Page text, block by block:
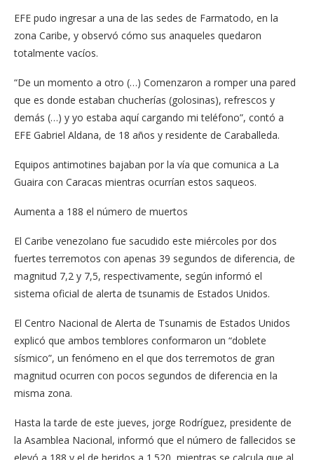
EFE pudo ingresar a una de las sedes de Farmatodo, en la
zona Caribe, y observó cómo sus anaqueles quedaron
totalmente vacíos.
“De un momento a otro (…) Comenzaron a romper una pared
que es donde estaban chucherías (golosinas), refrescos y
demás (…) y yo estaba aquí cargando mi teléfono”, contó a
EFE Gabriel Aldana, de 18 años y residente de Caraballeda.
Equipos antimotines bajaban por la vía que comunica a La
Guaira con Caracas mientras ocurrían estos saqueos.
Aumenta a 188 el número de muertos
El Caribe venezolano fue sacudido este miércoles por dos
fuertes terremotos con apenas 39 segundos de diferencia, de
magnitud 7,2 y 7,5, respectivamente, según informó el
sistema oficial de alerta de tsunamis de Estados Unidos.
El Centro Nacional de Alerta de Tsunamis de Estados Unidos
explicó que ambos temblores conformaron un “doblete
sísmico”, un fenómeno en el que dos terremotos de gran
magnitud ocurren con pocos segundos de diferencia en la
misma zona.
Hasta la tarde de este jueves, jorge Rodríguez, presidente de
la Asamblea Nacional, informó que el número de fallecidos se